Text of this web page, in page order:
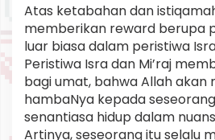
Atas ketabahan dan
memberikan reward berupa
luar biasa dalam peristiwa Isra
Peristiwa Isra dan Mi’raj
bagi umat, bahwa Allah akan
hambaNya kepada
senantiasa hidup dalam
Artinya, seseorang itu selalu